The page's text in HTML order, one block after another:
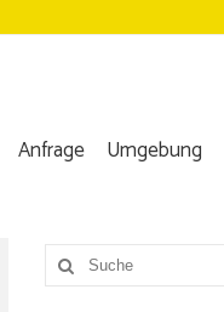
Anfrage Umgebung
Suche
nach: